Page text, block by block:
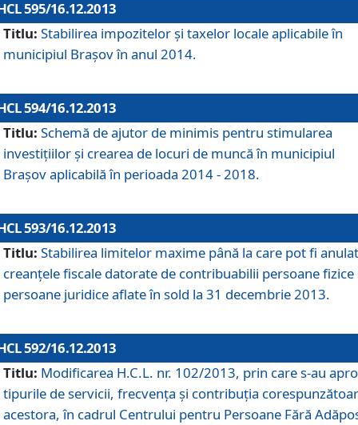
595/16.12.2013
Titlu: Stabilirea impozitelor şi taxelor locale aplicabile în
municipiul Braşov în anul 2014.
594/16.12.2013
Titlu: Schemă de ajutor de minimis pentru stimularea
investiţiilor şi crearea de locuri de muncă în municipiul
Braşov aplicabilă în perioada 2014 - 2018.
593/16.12.2013
Titlu: Stabilirea limitelor maxime până la care pot fi
creanţele fiscale datorate de contribuabilii persoane fizice
persoane juridice aflate în sold la 31 decembrie 2013.
592/16.12.2013
Titlu: Modificarea H.C.L. nr. 102/2013, prin care s-au
tipurile de servicii, frecvenţa şi contribuţia
acestora, în cadrul Centrului pentru Persoane Fără